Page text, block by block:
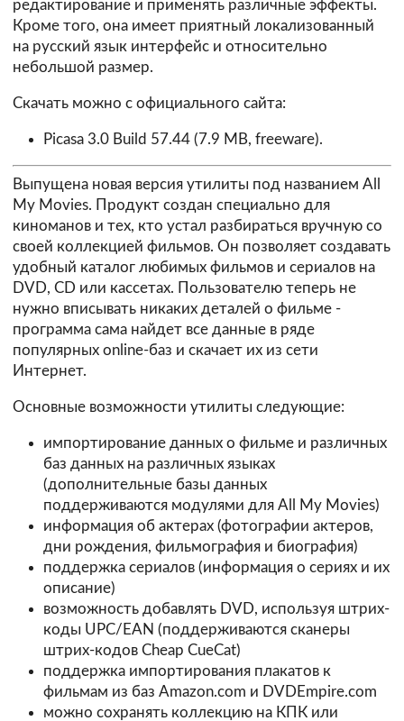
редактирование и применять различные эффекты.
Кроме того, она имеет приятный локализованный
на русский язык интерфейс и относительно
небольшой размер.
Скачать можно с официального сайта:
Picasa 3.0 Build 57.44(7.9 MB, freeware).
Выпущена новая версия утилиты под названием All
My Movies. Продукт создан специально для
киноманов и тех, кто устал разбираться вручную со
своей коллекцией фильмов. Он позволяет создавать
удобный каталог любимых фильмов и сериалов на
DVD, CD или кассетах. Пользователю теперь не
нужно вписывать никаких деталей о фильме -
программа сама найдет все данные в ряде
популярных online-баз и скачает их из сети
Интернет.
Основные возможности утилиты следующие:
импортирование данных о фильме и различных
баз данных на различных языках
(дополнительные базы данных
поддерживаются модулями для All My Movies)
информация об актерах (фотографии актеров,
дни рождения, фильмография и биография)
поддержка сериалов (информация о сериях и их
описание)
возможность добавлять DVD, используя штрих-
коды UPC/EAN (поддерживаются сканеры
штрих-кодов Cheap CueCat)
поддержка импортирования плакатов к
фильмам из баз Amazon.com и DVDEmpire.com
можно сохранять коллекцию на КПК или